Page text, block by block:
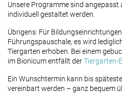
Unsere Programme sind
individuell gestaltet werden.
Übrigens: Für
Führungspauschale, es wird
Tiergarten erhoben. Bei einem
im Bionicum entfällt derTiergarten-
Ein Wunschtermin kann bis
vereinbart werden – ganz bequem